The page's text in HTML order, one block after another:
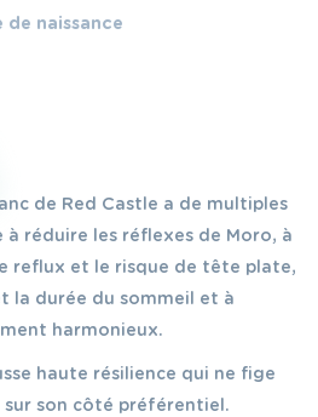
naissance
de Red Castle a de multiples
réduire les réflexes de Moro, à
reflux et le risque de tête plate,
la durée du sommeil et à
harmonieux.
haute résilience qui ne fige
sur son côté préférentiel.